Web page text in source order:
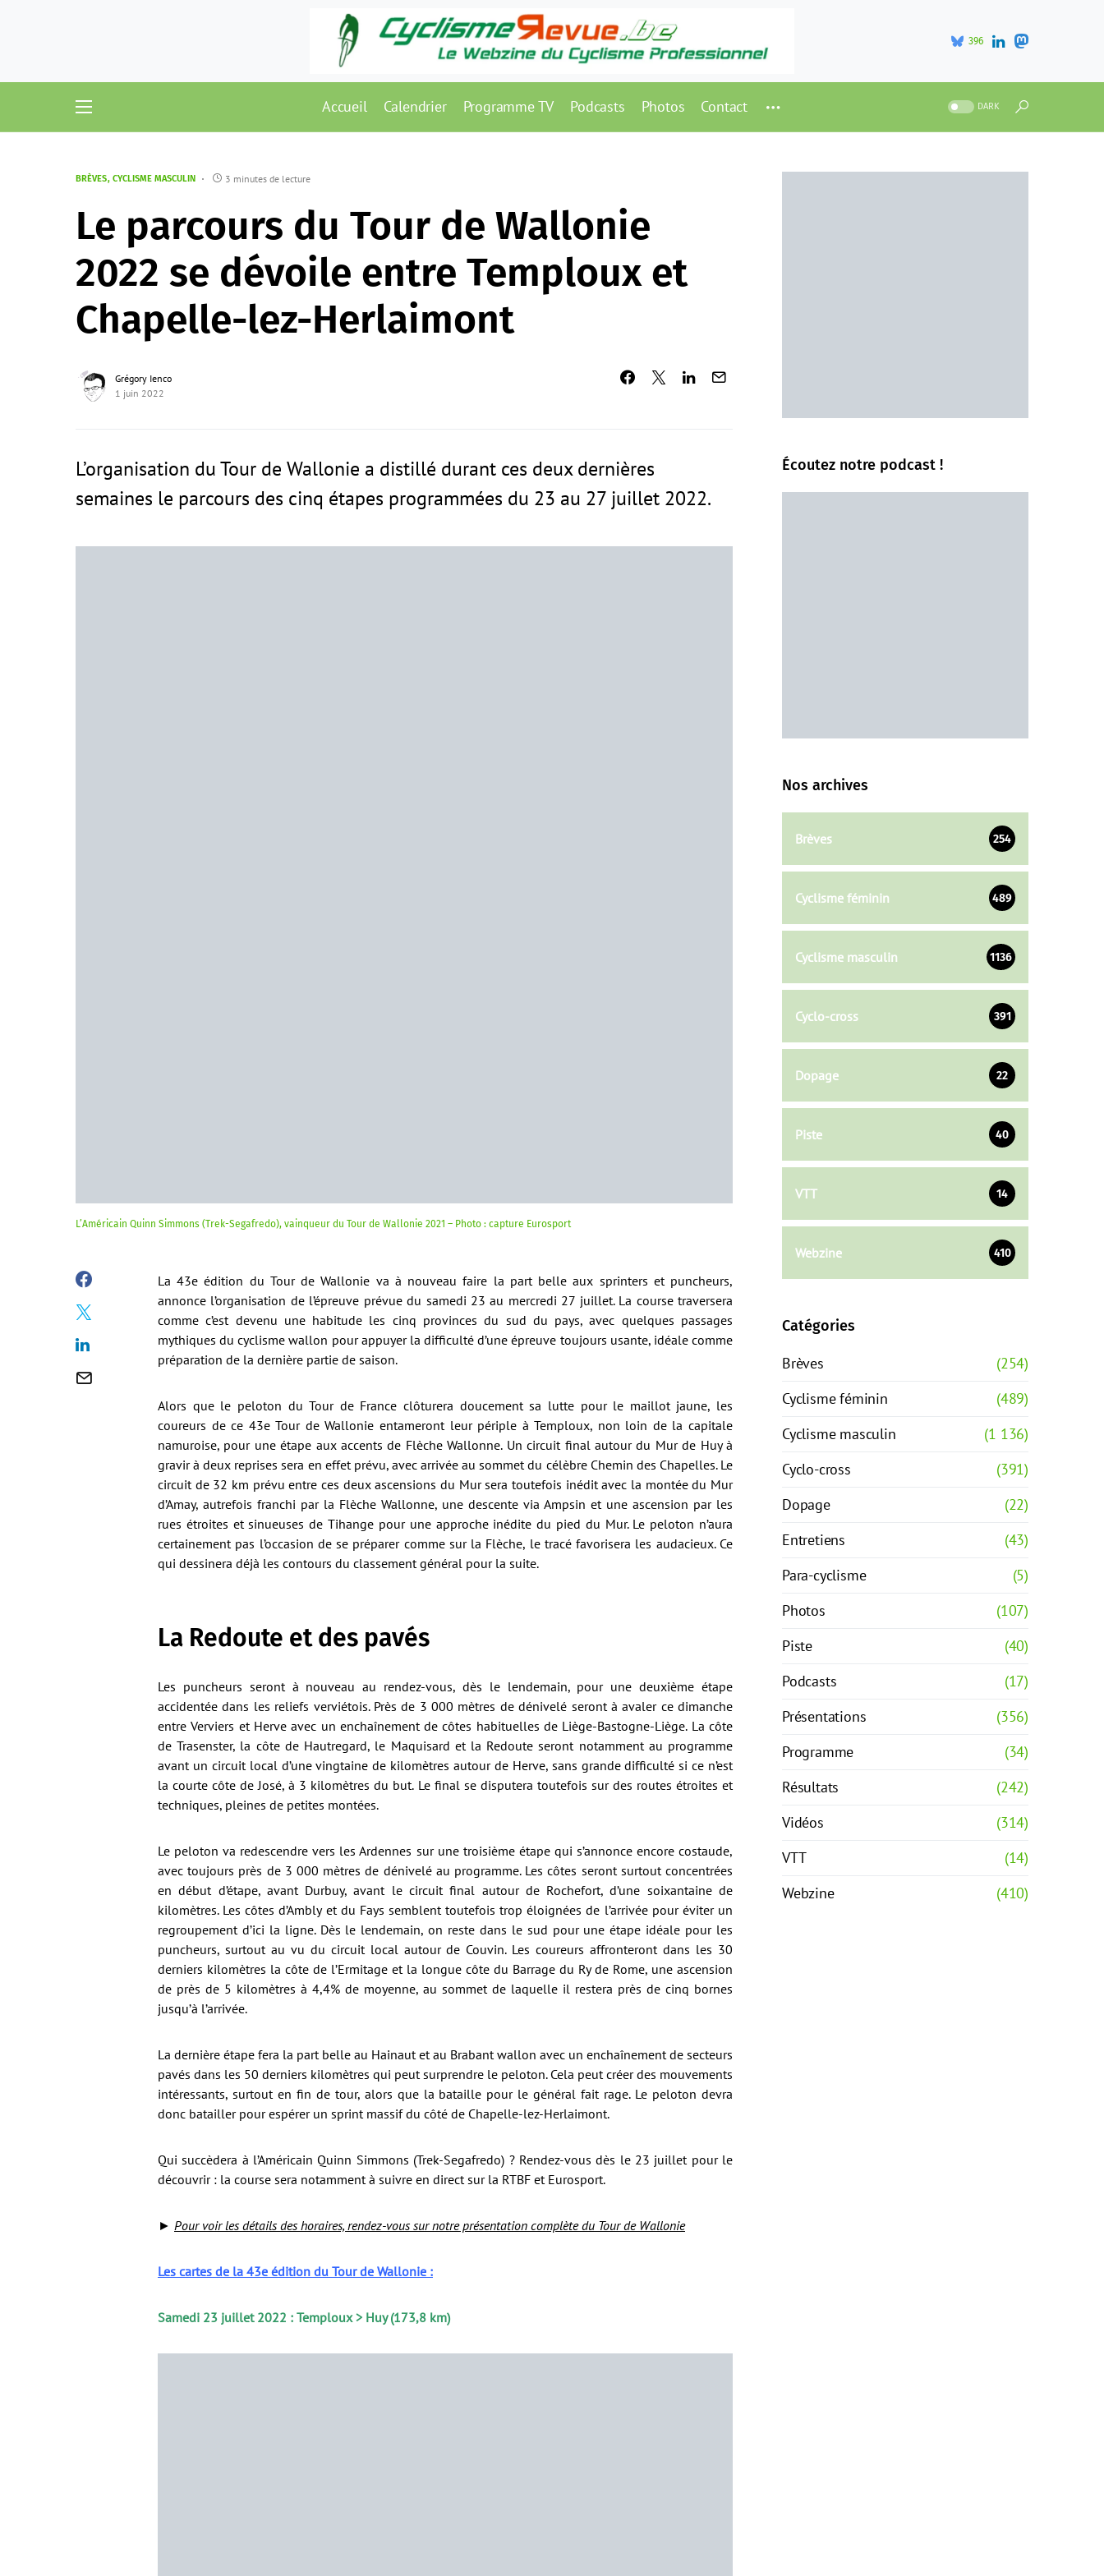
396
Accueil Calendrier Programme TV Podcasts Photos Contact DARK
BRÈVES CYCLISME MASCULIN 3 minutes de lecture
Le parcours du Tour de Wallonie
2022 se dévoile entre Temploux et
Chapelle-lez-Herlaimont
Grégory Ienco
1 juin 2022
L’organisation du Tour de Wallonie a distillé durant ces deux dernières
semaines le parcours des cinq étapes programmées du 23 au 27 juillet 2022.
L’Américain Quinn Simmons (Trek-Segafredo), vainqueur du Tour de Wallonie 2021 – Photo : capture Eurosport
La 43e édition du Tour de Wallonie va à nouveau faire la part belle aux sprinters et puncheurs,
annonce l’organisation de l’épreuve prévue du samedi 23 au mercredi 27 juillet. La course traversera
comme c’est devenu une habitude les cinq provinces du sud du pays, avec quelques passages
mythiques du cyclisme wallon pour appuyer la difficulté d’une épreuve toujours usante, idéale comme
préparation de la dernière partie de saison.
Alors que le peloton du Tour de France clôturera doucement sa lutte pour le maillot jaune, les
coureurs de ce 43e Tour de Wallonie entameront leur périple à Temploux, non loin de la capitale
namuroise, pour une étape aux accents de Flèche Wallonne. Un circuit final autour du Mur de Huy à
gravir à deux reprises sera en effet prévu, avec arrivée au sommet du célèbre Chemin des Chapelles. Le
circuit de 32 km prévu entre ces deux ascensions du Mur sera toutefois inédit avec la montée du Mur
d’Amay, autrefois franchi par la Flèche Wallonne, une descente via Ampsin et une ascension par les
rues étroites et sinueuses de Tihange pour une approche inédite du pied du Mur. Le peloton n’aura
certainement pas l’occasion de se préparer comme sur la Flèche, le tracé favorisera les audacieux. Ce
qui dessinera déjà les contours du classement général pour la suite.
La Redoute et des pavés
Les puncheurs seront à nouveau au rendez-vous, dès le lendemain, pour une deuxième étape
accidentée dans les reliefs verviétois. Près de 3 000 mètres de dénivelé seront à avaler ce dimanche
entre Verviers et Herve avec un enchaînement de côtes habituelles de Liège-Bastogne-Liège. La côte
de Trasenster, la côte de Hautregard, le Maquisard et la Redoute seront notamment au programme
avant un circuit local d’une vingtaine de kilomètres autour de Herve, sans grande difficulté si ce n’est
la courte côte de José, à 3 kilomètres du but. Le final se disputera toutefois sur des routes étroites et
techniques, pleines de petites montées.
Le peloton va redescendre vers les Ardennes sur une troisième étape qui s’annonce encore costaude,
avec toujours près de 3 000 mètres de dénivelé au programme. Les côtes seront surtout concentrées
en début d’étape, avant Durbuy, avant le circuit final autour de Rochefort, d’une soixantaine de
kilomètres. Les côtes d’Ambly et du Fays semblent toutefois trop éloignées de l’arrivée pour éviter un
regroupement d’ici la ligne. Dès le lendemain, on reste dans le sud pour une étape idéale pour les
puncheurs, surtout au vu du circuit local autour de Couvin. Les coureurs affronteront dans les 30
derniers kilomètres la côte de l’Ermitage et la longue côte du Barrage du Ry de Rome, une ascension
de près de 5 kilomètres à 4,4% de moyenne, au sommet de laquelle il restera près de cinq bornes
jusqu’à l’arrivée.
La dernière étape fera la part belle au Hainaut et au Brabant wallon avec un enchaînement de secteurs
pavés dans les 50 derniers kilomètres qui peut surprendre le peloton. Cela peut créer des mouvements
intéressants, surtout en fin de tour, alors que la bataille pour le général fait rage. Le peloton devra
donc batailler pour espérer un sprint massif du côté de Chapelle-lez-Herlaimont.
Qui succèdera à l’Américain Quinn Simmons (Trek-Segafredo) ? Rendez-vous dès le 23 juillet pour le
découvrir : la course sera notamment à suivre en direct sur la RTBF et Eurosport.
► Pour voir les détails des horaires, rendez-vous sur notre présentation complète du Tour de Wallonie
Les cartes de la 43e édition du Tour de Wallonie :
Samedi 23 juillet 2022 : Temploux > Huy (173,8 km)
Écoutez notre podcast !
Nos archives
Brèves 254
Cyclisme féminin 489
Cyclisme masculin 1136
Cyclo-cross 391
Dopage 22
Piste 40
VTT 14
Webzine 410
Catégories
Brèves
(254)
Cyclisme féminin
(489)
Cyclisme masculin
(1 136)
Cyclo-cross
(391)
Dopage
(22)
Entretiens
(43)
Para-cyclisme
(5)
Photos
(107)
Piste
(40)
Podcasts
(17)
Présentations
(356)
Programme
(34)
Résultats
(242)
Vidéos
(314)
VTT
(14)
Webzine
(410)